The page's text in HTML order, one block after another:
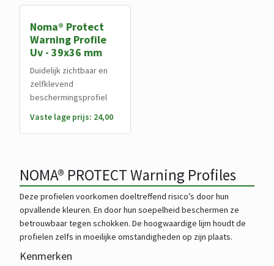
Noma® Protect
Warning Profile
Uv - 39x36 mm
Duidelijk zichtbaar en
zelfklevend
beschermingsprofiel
Vaste lage prijs: 24,00
NOMA® PROTECT Warning Profiles
Deze profielen voorkomen doeltreffend risico’s door hun
opvallende kleuren. En door hun soepelheid beschermen ze
betrouwbaar tegen schokken. De hoogwaardige lijm houdt de
profielen zelfs in moeilijke omstandigheden op zijn plaats.
Kenmerken